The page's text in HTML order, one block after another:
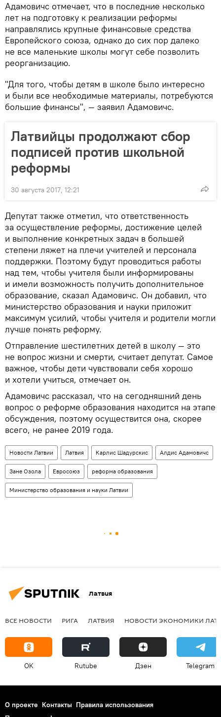
Адамовичс отмечает, что в последние несколько
лет на подготовку к реализации реформы
направлялись крупные финансовые средства
Европейского cоюза, однако до сих пор далеко
не все маленькие школы могут себе позволить
реорганизацию.
"Для того, чтобы детям в школе было интересно
и были все необходимые материалы, потребуются
большие финансы", — заявил Адамовичс.
Латвийцы продолжают сбор
подписей против школьной
реформы
30 августа 2017, 12:21
Депутат также отметил, что ответственность
за осуществление реформы, достижение целей
и выполнение конкретных задач в большей
степени ляжет на плечи учителей и персонала
поддержки. Поэтому будут проводиться работы
над тем, чтобы учителя были информированы
и имели возможность получить дополнительное
образование, сказал Адамовичс. Он добавил, что
министерство образования и науки приложит
максимум усилий, чтобы учителя и родители могли
лучше понять реформу.
Отправление шестилетних детей в школу — это
не вопрос жизни и смерти, считает депутат. Самое
важное, чтобы дети чувствовали себя хорошо
и хотели учиться, отмечает он.
Адамовичс рассказал, что на сегодняшний день
вопрос о реформе образования находится на этапе
обсуждения, поэтому осуществится она, скорее
всего, не ранее 2019 года.
Новости Латвии Латвия Карлис Шадурскис Алдис Адамовичс
Зане Озола Евросоюз реформа образования
Министерство образования и науки Латвии
Латвия
ВСЕ НОВОСТИ РИГА ЛАТВИЯ НОВОСТИ ЭКОНОМИКИ
OK Rutube Дзен Telegram
О проекте Контакты Правила использования